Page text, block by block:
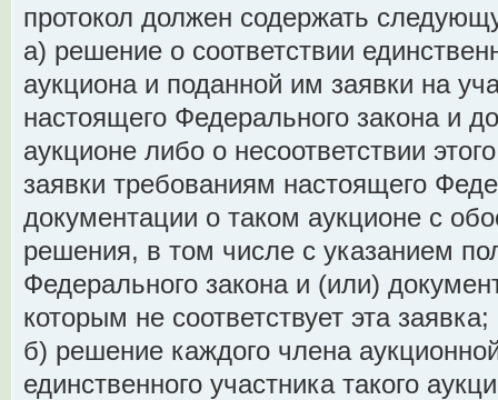
протокол должен содержать
а) решение о соответствии
аукциона и поданной им заявки на
настоящего Федерального закона и
аукционе либо о несоответствии
заявки требованиям настоящего
документации о таком аукционе с
решения, в том числе с указанием
Федерального закона и (или)
которым не соответствует эта заявка;
б) решение каждого члена
единственного участника такого